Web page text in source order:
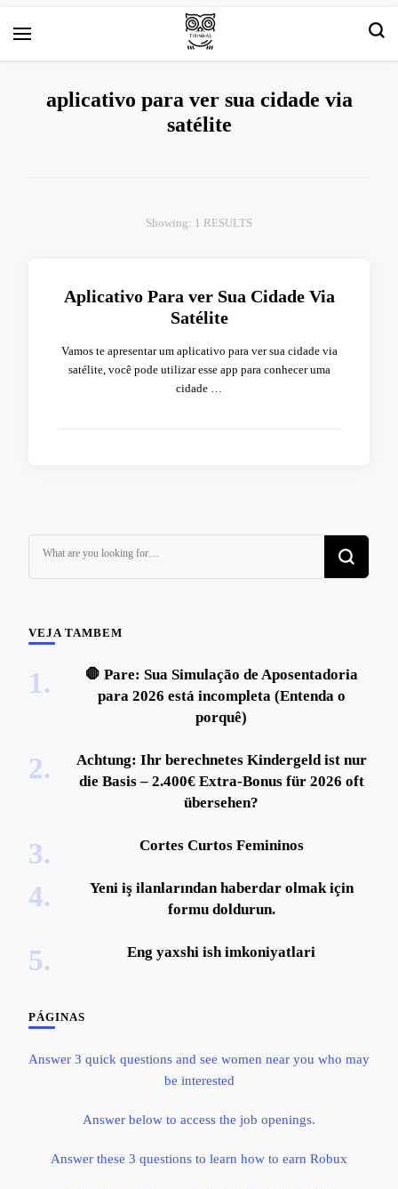
Tirinha.com
aplicativo para ver sua cidade via
satélite
Showing: 1 RESULTS
Aplicativo Para ver Sua Cidade Via
Satélite
Vamos te apresentar um aplicativo para ver sua cidade via
satélite, você pode utilizar esse app para conhecer uma
cidade …
VEJA TAMBEM
🛑 Pare: Sua Simulação de Aposentadoria
para 2026 está incompleta (Entenda o
porquê)
Achtung: Ihr berechnetes Kindergeld ist nur
die Basis – 2.400€ Extra-Bonus für 2026 oft
übersehen?
Cortes Curtos Femininos
Yeni iş ilanlarından haberdar olmak için
formu doldurun.
Eng yaxshi ish imkoniyatlari
PÁGINAS
Answer 3 quick questions and see women near you who may
be interested
Answer below to access the job openings.
Answer these 3 questions to learn how to earn Robux